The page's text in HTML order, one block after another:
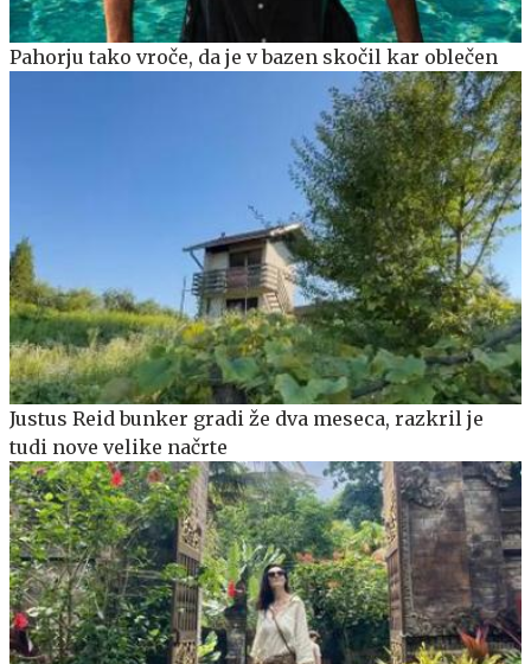
Pahorju tako vroče, da je v bazen skočil kar oblečen
Justus Reid bunker gradi že dva meseca, razkril je
tudi nove velike načrte